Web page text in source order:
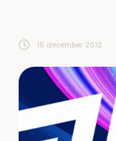
10 december 2012